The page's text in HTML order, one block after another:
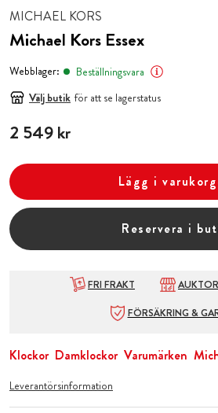
MICHAEL KORS
Michael Kors Essex
Webblager:
Beställningsvara
Välj butik för att se lagerstatus
Pris:2 549 kr
2 549 kr
Lägg i
Reservera i
FRI FRAKT
FÖRSÄKRING &
Klockor Damklockor Varumärken
Leverantörsinformation